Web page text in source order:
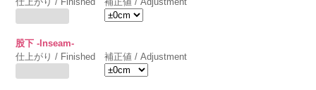
股下 -Inseam-
仕上がり / Finished
補正値 / Adjustment